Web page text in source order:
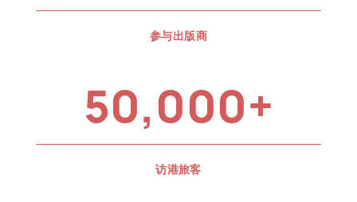
参与出版商
50,000+
访港旅客